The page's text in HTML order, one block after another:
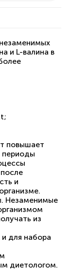
и L-валина в
повышает
периоды
и
Незаменимые
из
и для набора
диетологом.